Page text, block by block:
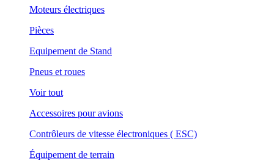
Moteurs électriques
Pièces
Equipement de Stand
Pneus et roues
Voir tout
Accessoires pour avions
Contrôleurs de vitesse électroniques ( ESC)
Équipement de terrain